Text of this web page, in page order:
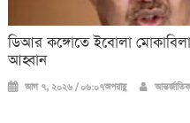
ডিআর কঙ্গোতে ইবোলা
আহ্বান
আগ ৭, ২০২৬ / ০৬:০৭অপরাহ্ণ